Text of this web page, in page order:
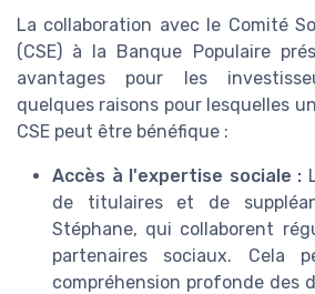
La collaboration avec le Comité
(CSE) à la Banque Populaire
avantages pour les
quelques raisons pour lesquelles
CSE peut être bénéfique :
Accès à l'expertise sociale :
de titulaires et de
Stéphane, qui collaborent
partenaires sociaux. Cela
compréhension profonde des